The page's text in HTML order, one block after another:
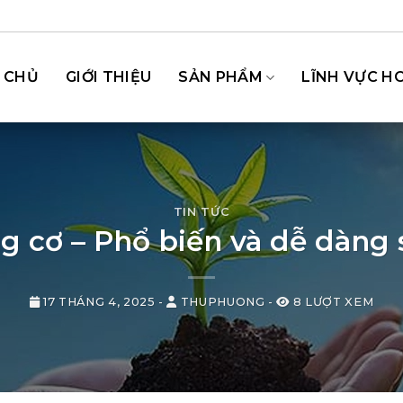
CHỦ GIỚI THIỆU SẢN PHẨM LĨNH VỰC
TIN TỨC
cơ – Phổ biến và dễ dàng
17 THÁNG 4, 2025 - THUPHUONG - 8 LƯỢT XEM